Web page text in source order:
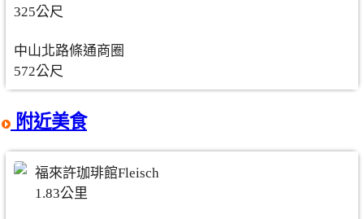
325公尺
中山北路條通商圈
572公尺
附近美食
福來許珈琲館Fleisch
1.83公里